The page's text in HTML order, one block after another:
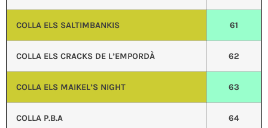
COLLA ELS SALTIMBANKIS 61
COLLA ELS CRACKS DE L’EMPORDÀ 62
COLLA ELS MAIKEL’S NIGHT 63
COLLA P.B.A 64